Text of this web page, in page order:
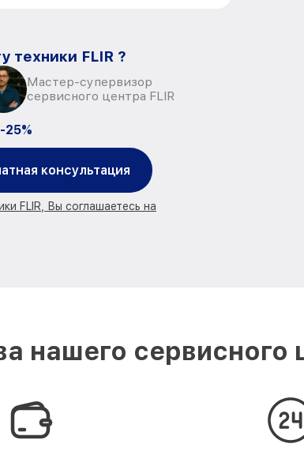
техники FLIR ?
Мастер-супервизор
сервисного центра FLIR
25%
консультация
FLIR, Вы соглашаетесь на
нашего сервисного